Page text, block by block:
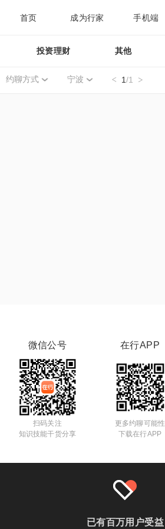
首页 成为行家 手机端
投资理财 其他
约聊方式 宁波 1/1
微信公号
扫码关注
知识技能干货分享
在行APP
更多约聊可能性
下载在行APP
已有百万用户受益